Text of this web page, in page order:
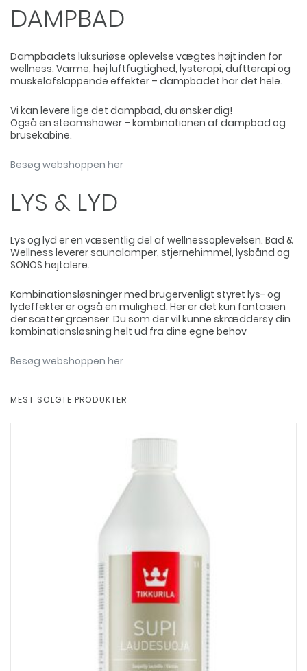
DAMPBAD
Dampbadets luksuriøse oplevelse vægtes højt inden for
wellness. Varme, høj luftfugtighed, lysterapi, duftterapi og
muskelafslappende effekter – dampbadet har det hele.
Vi kan levere lige det dampbad, du ønsker dig!
Også en steamshower – kombinationen af dampbad og
brusekabine.
Besøg webshoppen her
LYS & LYD
Lys og lyd er en væsentlig del af wellnessoplevelsen. Bad &
Wellness leverer saunalamper, stjernehimmel, lysbånd og
SONOS højtalere.
Kombinationsløsninger med brugervenligt styret lys- og
lydeffekter er også en mulighed. Her er det kun fantasien
der sætter grænser. Du som der vil kunne skræddersy din
kombinationsløsning helt ud fra dine egne behov
Besøg webshoppen her
MEST SOLGTE PRODUKTER